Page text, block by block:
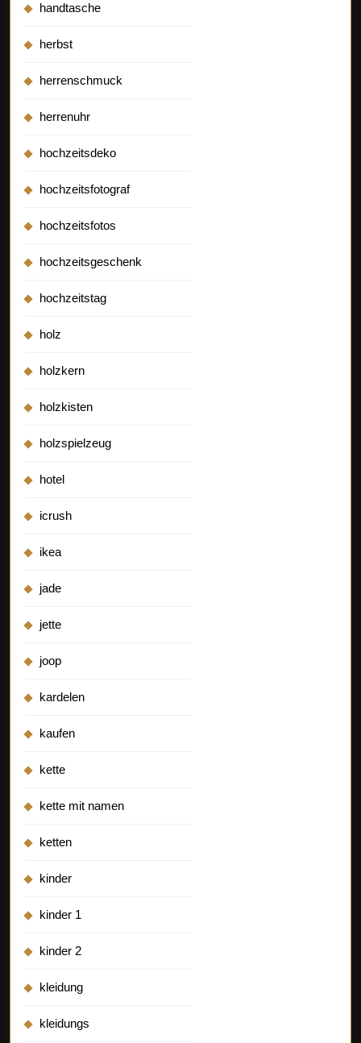
handtasche
herbst
herrenschmuck
herrenuhr
hochzeitsdeko
hochzeitsfotograf
hochzeitsfotos
hochzeitsgeschenk
hochzeitstag
holz
holzkern
holzkisten
holzspielzeug
hotel
icrush
ikea
jade
jette
joop
kardelen
kaufen
kette
kette mit namen
ketten
kinder
kinder 1
kinder 2
kleidung
kleidungs